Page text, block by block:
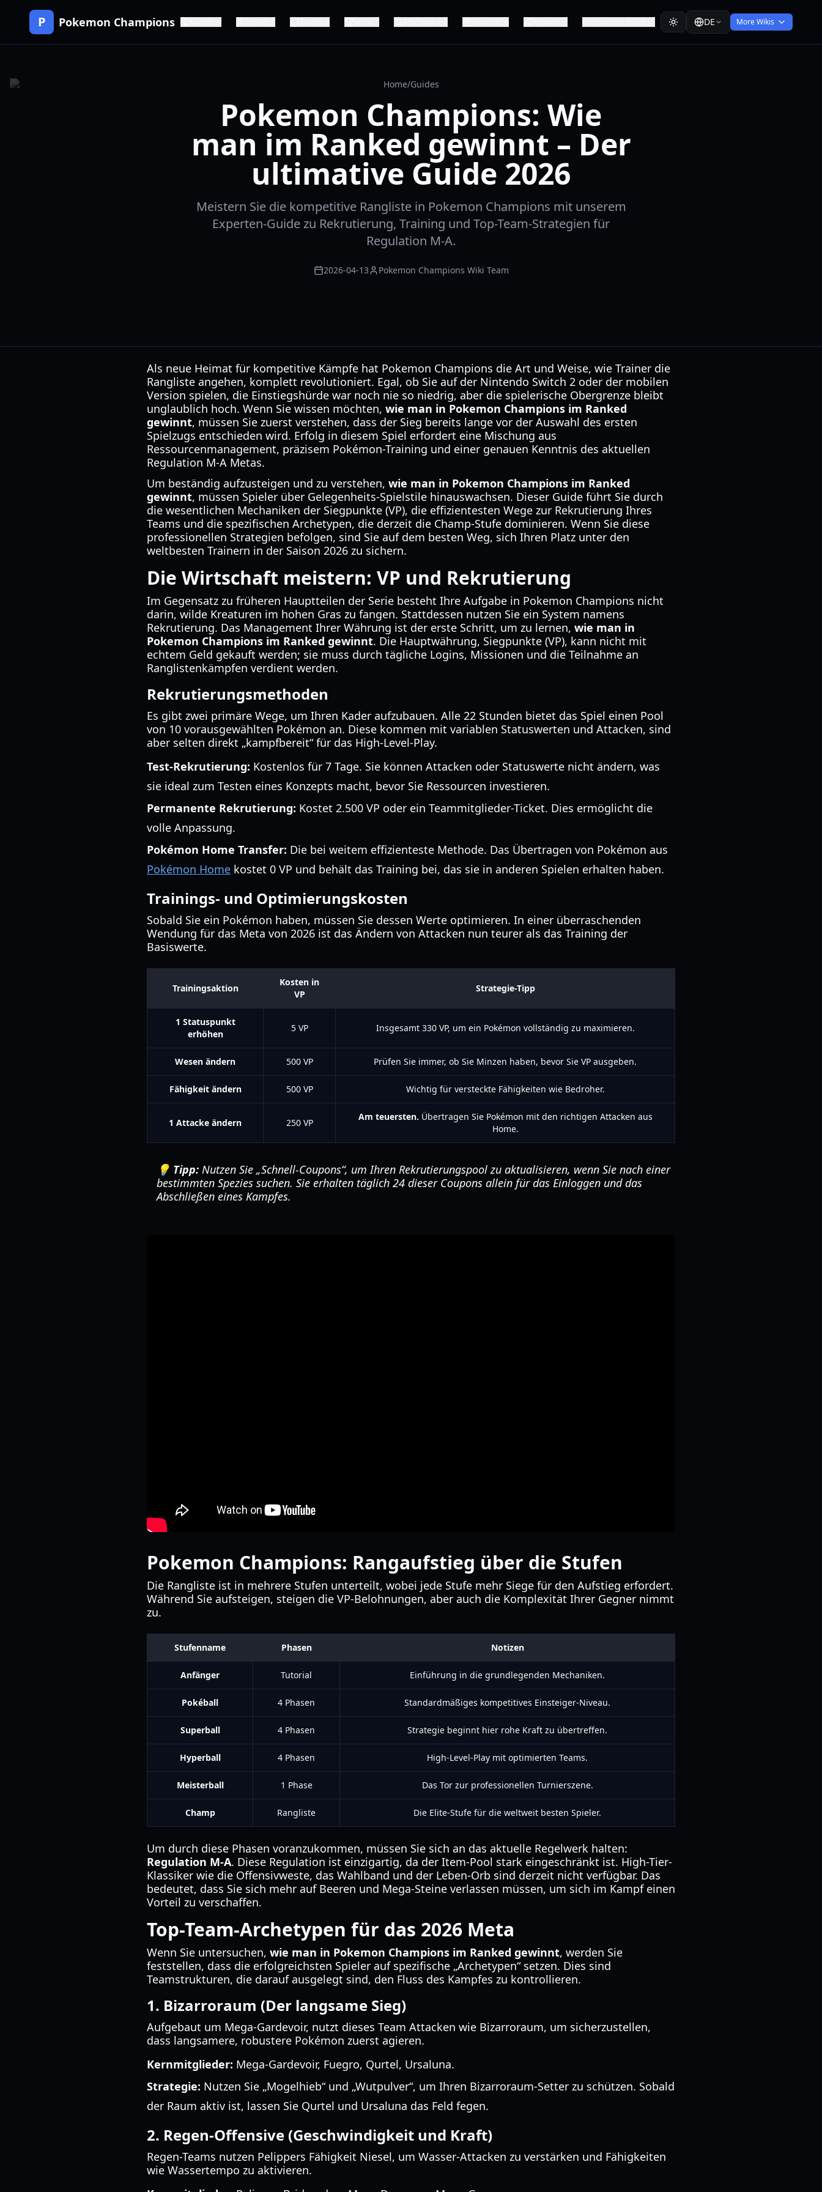
P Pokemon Champions DE More Wikis
Home/Guides
Pokemon Champions: Wie
man im Ranked gewinnt – Der
ultimative Guide 2026
Meistern Sie die kompetitive Rangliste in Pokemon Champions mit unserem
Experten-Guide zu Rekrutierung, Training und Top-Team-Strategien für
Regulation M-A.
2026-04-13 Pokemon Champions Wiki Team
Als neue Heimat für kompetitive Kämpfe hat Pokemon Champions die Art und Weise, wie Trainer die
Rangliste angehen, komplett revolutioniert. Egal, ob Sie auf der Nintendo Switch 2 oder der mobilen
Version spielen, die Einstiegshürde war noch nie so niedrig, aber die spielerische Obergrenze bleibt
unglaublich hoch. Wenn Sie wissen möchten, wie man in Pokemon Champions im Ranked
gewinnt, müssen Sie zuerst verstehen, dass der Sieg bereits lange vor der Auswahl des ersten
Spielzugs entschieden wird. Erfolg in diesem Spiel erfordert eine Mischung aus
Ressourcenmanagement, präzisem Pokémon-Training und einer genauen Kenntnis des aktuellen
Regulation M-A Metas.
Um beständig aufzusteigen und zu verstehen, wie man in Pokemon Champions im Ranked
gewinnt, müssen Spieler über Gelegenheits-Spielstile hinauswachsen. Dieser Guide führt Sie durch
die wesentlichen Mechaniken der Siegpunkte (VP), die effizientesten Wege zur Rekrutierung Ihres
Teams und die spezifischen Archetypen, die derzeit die Champ-Stufe dominieren. Wenn Sie diese
professionellen Strategien befolgen, sind Sie auf dem besten Weg, sich Ihren Platz unter den
weltbesten Trainern in der Saison 2026 zu sichern.
Die Wirtschaft meistern: VP und Rekrutierung
Im Gegensatz zu früheren Hauptteilen der Serie besteht Ihre Aufgabe in Pokemon Champions nicht
darin, wilde Kreaturen im hohen Gras zu fangen. Stattdessen nutzen Sie ein System namens
Rekrutierung. Das Management Ihrer Währung ist der erste Schritt, um zu lernen, wie man in
Pokemon Champions im Ranked gewinnt. Die Hauptwährung, Siegpunkte (VP), kann nicht mit
echtem Geld gekauft werden; sie muss durch tägliche Logins, Missionen und die Teilnahme an
Ranglistenkämpfen verdient werden.
Rekrutierungsmethoden
Es gibt zwei primäre Wege, um Ihren Kader aufzubauen. Alle 22 Stunden bietet das Spiel einen Pool
von 10 vorausgewählten Pokémon an. Diese kommen mit variablen Statuswerten und Attacken, sind
aber selten direkt „kampfbereit“ für das High-Level-Play.
Test-Rekrutierung: Kostenlos für 7 Tage. Sie können Attacken oder Statuswerte nicht ändern, was
sie ideal zum Testen eines Konzepts macht, bevor Sie Ressourcen investieren.
Permanente Rekrutierung: Kostet 2.500 VP oder ein Teammitglieder-Ticket. Dies ermöglicht die
volle Anpassung.
Pokémon Home Transfer: Die bei weitem effizienteste Methode. Das Übertragen von Pokémon aus
Pokémon Home kostet 0 VP und behält das Training bei, das sie in anderen Spielen erhalten haben.
Trainings- und Optimierungskosten
Sobald Sie ein Pokémon haben, müssen Sie dessen Werte optimieren. In einer überraschenden
Wendung für das Meta von 2026 ist das Ändern von Attacken nun teurer als das Training der
Basiswerte.
Trainingsaktion
Kosten in
VP
Strategie-Tipp
1 Statuspunkt
erhöhen
5 VP Insgesamt 330 VP, um ein Pokémon vollständig zu maximieren.
Wesen ändern 500 VP Prüfen Sie immer, ob Sie Minzen haben, bevor Sie VP ausgeben.
Fähigkeit ändern 500 VP Wichtig für versteckte Fähigkeiten wie Bedroher.
1 Attacke ändern 250 VP
Am teuersten. Übertragen Sie Pokémon mit den richtigen Attacken aus
Home.
💡 Tipp: Nutzen Sie „Schnell-Coupons“, um Ihren Rekrutierungspool zu aktualisieren, wenn Sie nach einer
bestimmten Spezies suchen. Sie erhalten täglich 24 dieser Coupons allein für das Einloggen und das
Abschließen eines Kampfes.
Pokemon Champions: Rangaufstieg über die Stufen
Die Rangliste ist in mehrere Stufen unterteilt, wobei jede Stufe mehr Siege für den Aufstieg erfordert.
Während Sie aufsteigen, steigen die VP-Belohnungen, aber auch die Komplexität Ihrer Gegner nimmt
zu.
Stufenname Phasen Notizen
Anfänger Tutorial Einführung in die grundlegenden Mechaniken.
Pokéball 4 Phasen Standardmäßiges kompetitives Einsteiger-Niveau.
Superball 4 Phasen Strategie beginnt hier rohe Kraft zu übertreffen.
Hyperball 4 Phasen High-Level-Play mit optimierten Teams.
Meisterball 1 Phase Das Tor zur professionellen Turnierszene.
Champ Rangliste Die Elite-Stufe für die weltweit besten Spieler.
Um durch diese Phasen voranzukommen, müssen Sie sich an das aktuelle Regelwerk halten:
Regulation M-A. Diese Regulation ist einzigartig, da der Item-Pool stark eingeschränkt ist. High-Tier-
Klassiker wie die Offensivweste, das Wahlband und der Leben-Orb sind derzeit nicht verfügbar. Das
bedeutet, dass Sie sich mehr auf Beeren und Mega-Steine verlassen müssen, um sich im Kampf einen
Vorteil zu verschaffen.
Top-Team-Archetypen für das 2026 Meta
Wenn Sie untersuchen, wie man in Pokemon Champions im Ranked gewinnt, werden Sie
feststellen, dass die erfolgreichsten Spieler auf spezifische „Archetypen“ setzen. Dies sind
Teamstrukturen, die darauf ausgelegt sind, den Fluss des Kampfes zu kontrollieren.
1. Bizarroraum (Der langsame Sieg)
Aufgebaut um Mega-Gardevoir, nutzt dieses Team Attacken wie Bizarroraum, um sicherzustellen,
dass langsamere, robustere Pokémon zuerst agieren.
Kernmitglieder: Mega-Gardevoir, Fuegro, Qurtel, Ursaluna.
Strategie: Nutzen Sie „Mogelhieb“ und „Wutpulver“, um Ihren Bizarroraum-Setter zu schützen. Sobald
der Raum aktiv ist, lassen Sie Qurtel und Ursaluna das Feld fegen.
2. Regen-Offensive (Geschwindigkeit und Kraft)
Regen-Teams nutzen Pelippers Fähigkeit Niesel, um Wasser-Attacken zu verstärken und Fähigkeiten
wie Wassertempo zu aktivieren.